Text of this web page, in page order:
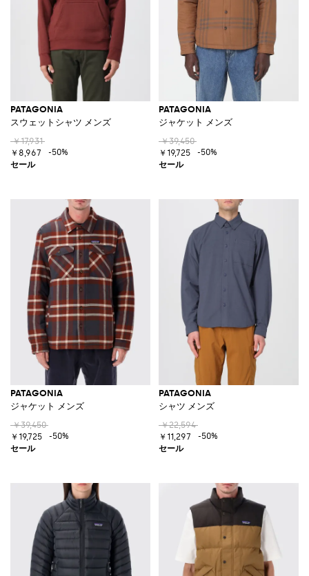
PATAGONIA
スウェットシャツ メンズ
￥17,931
￥8,967
-50%
PATAGONIA
ジャケット メンズ
￥39,450
￥19,725
-50%
PATAGONIA
ジャケット メンズ
￥39,450
￥19,725
-50%
PATAGONIA
シャツ メンズ
￥22,594
￥11,297
-50%